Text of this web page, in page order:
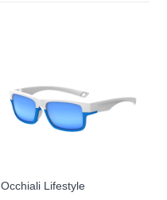
Occhiali Lifestyle